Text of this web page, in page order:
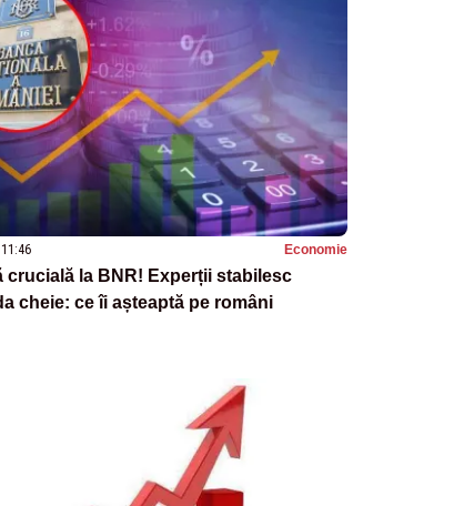
Economie
crucială la BNR! Experții stabilesc
cheie: ce îi așteaptă pe români